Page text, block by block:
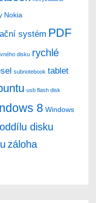
Nokia
systém PDF
disku rychlé
subnotebook tablet
usb flash disk
8 Windows
disku
záloha